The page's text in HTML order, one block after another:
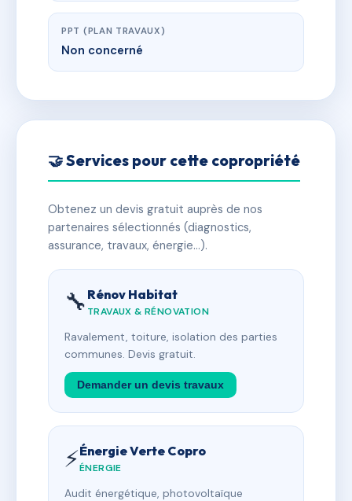
PPT (PLAN TRAVAUX)
Non concerné
🤝 Services pour cette copropriété
Obtenez un devis gratuit auprès de nos
partenaires sélectionnés (diagnostics,
assurance, travaux, énergie…).
🔧 Rénov Habitat
TRAVAUX & RÉNOVATION
Ravalement, toiture, isolation des parties
communes. Devis gratuit.
Demander un devis travaux
⚡Énergie Verte Copro
ÉNERGIE
Audit énergétique, photovoltaïque